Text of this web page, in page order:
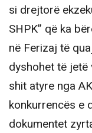
si drejtorë
SHPK” që ka
në Ferizaj të
dyshohet të jetë
shit atyre nga
konkurrencës e
dokumentet